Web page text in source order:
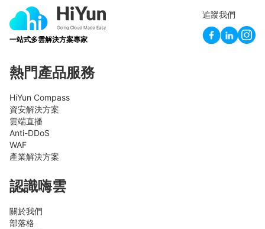
一站式多雲解決方案專家
追蹤我們
熱門產品服務
HiYun Compass
資安解決方案
雲端直播
Anti-DDoS
WAF
產業解決方案
認識嗨雲
關於我們
部落格